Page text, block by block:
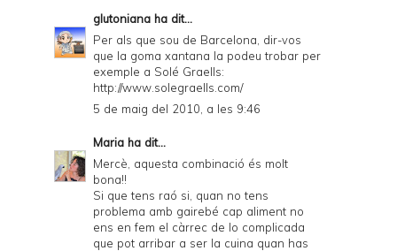
glutoniana ha dit...
Per als que sou de Barcelona, dir-vos
que la goma xantana la podeu trobar per
exemple a Solé Graells:
http://www.solegraells.com/
5 de maig del 2010, a les 9:46
Maria ha dit...
Mercè, aquesta combinació és molt
bona!!
Si que tens raó si, quan no tens
problema amb gairebé cap aliment no
ens en fem el càrrec de lo complicada
que pot arribar a ser la cuina quan has